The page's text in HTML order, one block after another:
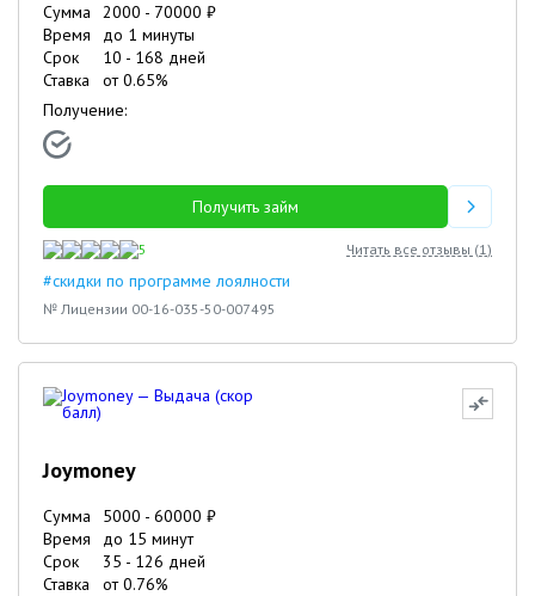
Сумма 2000 - 70000 ₽
Время
до 1 минуты
Срок
10 - 168 дней
Ставка
от0.65%
Получение:
Получить займ
5 Читать все отзывы (1)
#скидки по программе лоялности
№ Лицензии 00-16-035-50-007495
Joymoney
Сумма 5000 - 60000 ₽
Время
до 15 минут
Срок
35 - 126 дней
Ставка
от0.76%